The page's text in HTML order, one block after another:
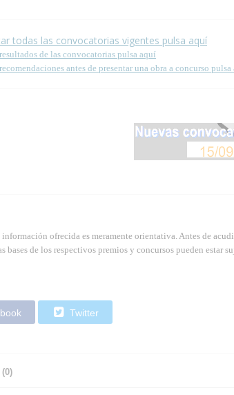
todas las convocatorias vigentes pulsa aquí
de las convocatorias pulsa aquí
antes de presentar una obra a concurso pulsa
ofrecida es meramente orientativa. Antes de
bases de los respectivos premios y concursos pueden estar
Twitter
(0)